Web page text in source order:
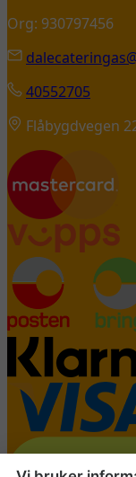
Org: 930797456
40552705
Flåbygdvegen